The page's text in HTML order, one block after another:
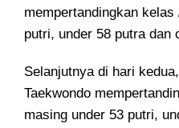
mempertandingkan
putri, under 58 putra dan
Selanjutnya di hari
Taekwondo
masing under 53 putri,